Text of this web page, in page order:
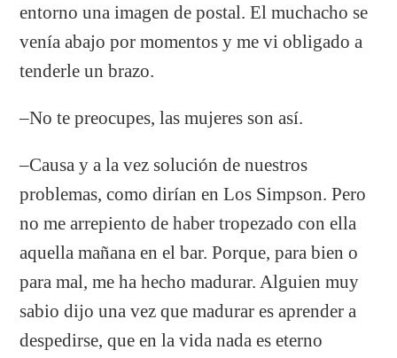
entorno una imagen de postal. El muchacho se
venía abajo por momentos y me vi obligado a
tenderle un brazo.
–No te preocupes, las mujeres son así.
–Causa y a la vez solución de nuestros
problemas, como dirían en Los Simpson. Pero
no me arrepiento de haber tropezado con ella
aquella mañana en el bar. Porque, para bien o
para mal, me ha hecho madurar. Alguien muy
sabio dijo una vez que madurar es aprender a
despedirse, que en la vida nada es eterno